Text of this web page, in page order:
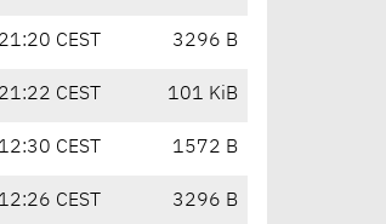
CEST 3296 B
CEST 101 KiB
CEST 1572 B
CEST 3296 B